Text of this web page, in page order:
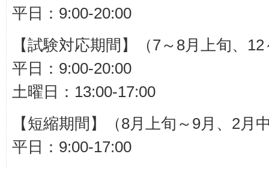
平日：9:00-20:00
【試験対応期間】（7～8月上旬、
平日：9:00-20:00
土曜日：13:00-17:00
【短縮期間】（8月上旬～9月、2月
平日：9:00-17:00